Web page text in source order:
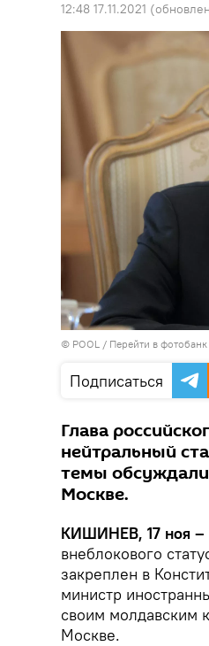
12:48 17.11.2021
© POOL / Перейти в фотобанк
Подписаться
Глава
нейтральный
темы
Москве.
КИШИНЕВ, 17 ноя –
внеблокового
закреплен в
министр
своим молдавским
Москве.